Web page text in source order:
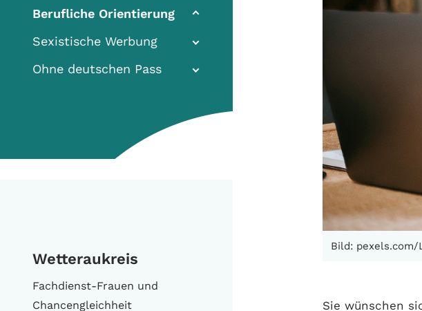
Berufliche Orientierung(current)
Sexistische Werbung
Ohne deutschen Pass
Wetteraukreis
Fachdienst-Frauen und
Chancengleichheit
Bild: pexels.com/
Sie wünschen